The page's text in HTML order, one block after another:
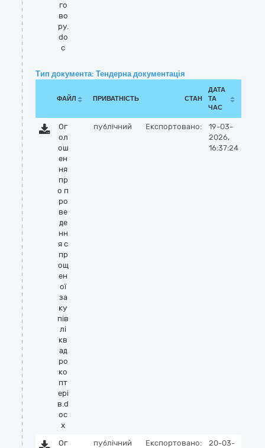
го
во
ру.
do
c
Тип документа: Тендерна документація
ФАЙЛ ПРИВАТНІСТЬ СТАН
ДАТА
ТА
ЧАС
Ог
ол
ош
ен
ня
пр
о п
ро
ве
де
нн
я с
пр
ощ
ен
ої
за
ку
пів
лі
кв
ад
ро
ко
пт
ері
в.d
oc
x
публічний Експортовано:
19-03-
2026,
16:37:24
Ог
публічний Експортовано:
20-03-